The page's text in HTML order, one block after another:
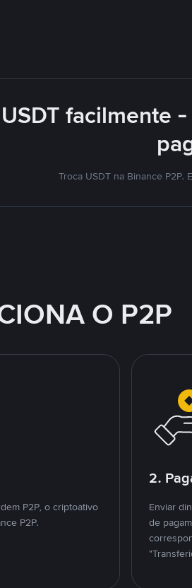
facilmente
Troca USDT na Binance
O P2P
P2P, o criptoativo
P2P.
2.
Enviar
de